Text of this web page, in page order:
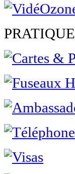
PRATIQUE